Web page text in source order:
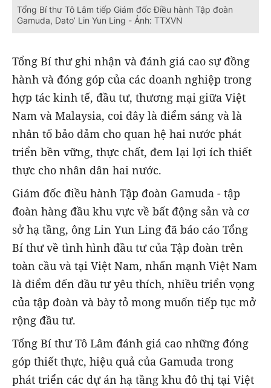
Tổng Bí thư Tô Lâm tiếp Giám đốc Điều hành Tập đoàn
Gamuda, Dato’ Lin Yun Ling - Ảnh: TTXVN
Tổng Bí thư ghi nhận và đánh giá cao sự đồng
hành và đóng góp của các doanh nghiệp trong
hợp tác kinh tế, đầu tư, thương mại giữa Việt
Nam và Malaysia, coi đây là điểm sáng và là
nhân tố bảo đảm cho quan hệ hai nước phát
triển bền vững, thực chất, đem lại lợi ích thiết
thực cho nhân dân hai nước.
Giám đốc điều hành Tập đoàn Gamuda - tập
đoàn hàng đầu khu vực về bất động sản và cơ
sở hạ tầng, ông Lin Yun Ling đã báo cáo Tổng
Bí thư về tình hình đầu tư của Tập đoàn trên
toàn cầu và tại Việt Nam, nhấn mạnh Việt Nam
là điểm đến đầu tư yêu thích, nhiều triển vọng
của tập đoàn và bày tỏ mong muốn tiếp tục mở
rộng đầu tư.
Tổng Bí thư Tô Lâm đánh giá cao những đóng
góp thiết thực, hiệu quả của Gamuda trong
phát triển các dự án hạ tầng khu đô thị tại Việt